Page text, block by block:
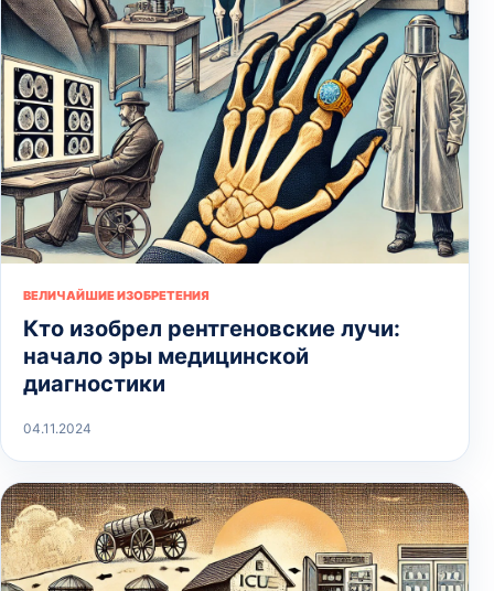
ВЕЛИЧАЙШИЕ ИЗОБРЕТЕНИЯ
Кто изобрел рентгеновские лучи:
начало эры медицинской
диагностики
04.11.2024